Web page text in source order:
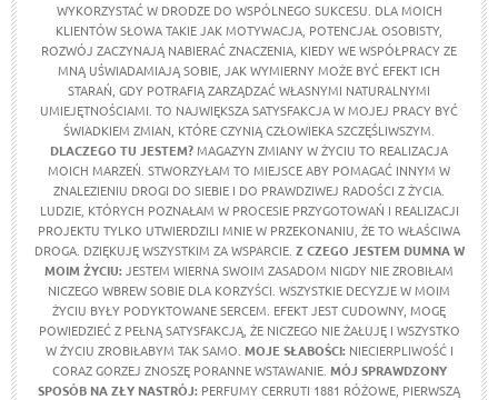
WYKORZYSTAĆ W DRODZE DO WSPÓLNEGO SUKCESU. DLA MOICH
KLIENTÓW SŁOWA TAKIE JAK MOTYWACJA, POTENCJAŁ OSOBISTY,
ROZWÓJ ZACZYNAJĄ NABIERAĆ ZNACZENIA, KIEDY WE WSPÓŁPRACY ZE
MNĄ UŚWIADAMIAJĄ SOBIE, JAK WYMIERNY MOŻE BYĆ EFEKT ICH
STARAŃ, GDY POTRAFIĄ ZARZĄDZAĆ WŁASNYMI NATURALNYMI
UMIEJĘTNOŚCIAMI. TO NAJWIĘKSZA SATYSFAKCJA W MOJEJ PRACY BYĆ
ŚWIADKIEM ZMIAN, KTÓRE CZYNIĄ CZŁOWIEKA SZCZĘŚLIWSZYM.
DLACZEGO TU JESTEM?MAGAZYN ZMIANY W ŻYCIU TO REALIZACJA
MOICH MARZEŃ. STWORZYŁAM TO MIEJSCE ABY POMAGAĆ INNYM W
ZNALEZIENIU DROGI DO SIEBIE I DO PRAWDZIWEJ RADOŚCI Z ŻYCIA.
LUDZIE, KTÓRYCH POZNAŁAM W PROCESIE PRZYGOTOWAŃ I REALIZACJI
PROJEKTU TYLKO UTWIERDZILI MNIE W PRZEKONANIU, ŻE TO WŁAŚCIWA
DROGA. DZIĘKUJĘ WSZYSTKIM ZA WSPARCIE. Z CZEGO JESTEM DUMNA W
MOIM ŻYCIU:JESTEM WIERNA SWOIM ZASADOM NIGDY NIE ZROBIŁAM
NICZEGO WBREW SOBIE DLA KORZYŚCI. WSZYSTKIE DECYZJE W MOIM
ŻYCIU BYŁY PODYKTOWANE SERCEM. EFEKT JEST CUDOWNY, MOGĘ
POWIEDZIEĆ Z PEŁNĄ SATYSFAKCJĄ, ŻE NICZEGO NIE ŻAŁUJĘ I WSZYSTKO
W ŻYCIU ZROBIŁABYM TAK SAMO. MOJE SŁABOŚCI:NIECIERPLIWOŚĆ I
CORAZ GORZEJ ZNOSZĘ PORANNE WSTAWANIE. MÓJ SPRAWDZONY
SPOSÓB NA ZŁY NASTRÓJ: PERFUMY CERRUTI 1881 RÓŻOWE, PIERWSZĄ